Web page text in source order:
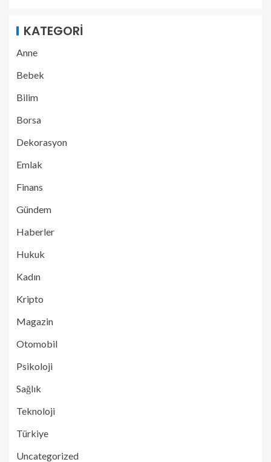
KATEGORI
Anne
Bebek
Bilim
Borsa
Dekorasyon
Emlak
Finans
Gündem
Haberler
Hukuk
Kadın
Kripto
Magazin
Otomobil
Psikoloji
Sağlık
Teknoloji
Türkiye
Uncategorized